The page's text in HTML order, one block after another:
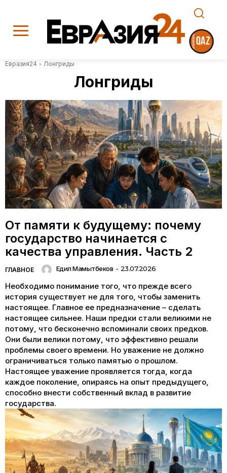
Евразия24 Лонгриды
Лонгриды
От памяти к будущему: почему
государство начинается с
качества управления. Часть 2
ГЛАВНОЕ Едил Мамытбеков - 23.07.2026
Необходимо понимание того, что прежде всего
история существует не для того, чтобы заменить
настоящее. Главное ее предназначение – сделать
настоящее сильнее. Наши предки стали великими не
потому, что бесконечно вспоминали своих предков.
Они были велики потому, что эффективно решали
проблемы своего времени. Но уважение не должно
ограничиваться только памятью о прошлом.
Настоящее уважение проявляется тогда, когда
каждое поколение, опираясь на опыт предыдущего,
способно внести собственный вклад в развитие
государства.